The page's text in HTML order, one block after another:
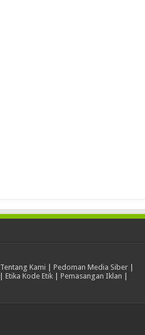
Tentang Kami | Pedoman Media Siber|
|Etika Kode Etik |Pemasangan Iklan |